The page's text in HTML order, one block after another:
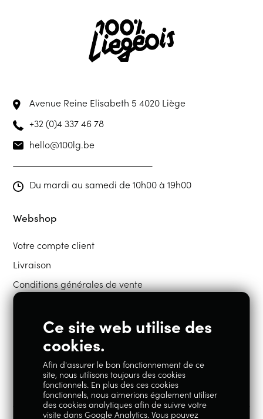
Avenue Reine Elisabeth 54020 Liège
+32 (0)4 337 46 78
hello@100lg.be
Du mardi au samedi de 10h00 à 19h00
Webshop
Votre compte client
Livraison
Conditions générales de vente
Restons en contact
Instagram Facebook
Ce site web utilise des
cookies.
Afin d'assurer le bon fonctionnement de ce
site, nous utilisons toujours des cookies
fonctionnels. En plus des ces cookies
fonctionnels, nous aimerions également utiliser
des cookies analytiques afin de suivre votre
visite dans Google Analytics. Vous pouvez